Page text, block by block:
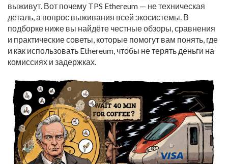
выживут. Вот почему TPS Ethereum — не техническая
деталь, а вопрос выживания всей экосистемы. В
подборке ниже вы найдёте честные обзоры, сравнения
и практические советы, которые помогут вам понять, где
и как использовать Ethereum, чтобы не терять деньги на
комиссиях и задержках.